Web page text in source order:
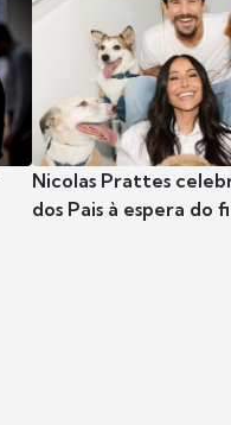
Nicolas Prattes
dos Pais à espera do